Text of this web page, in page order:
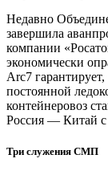
Недавно
завершила
компании
экономически
Arc7
постоянной
контейнеровоз
Россия — Китай с
Три служения СМП